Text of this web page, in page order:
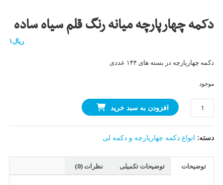
دکمه چهارپارچه میانه رنگ قلم سیاه ساده
ریال۱
دکمه چهارپارچه در بسته های ۱۴۴ عددی
موجود
دکمه
چهارپارچه
میانه
رنگ
ساده
افزودن به سبد خرید
دسته: انواع دکمه چهارپارچه و دکمه لی
توضیحات توضیحات تکمیلی نظرات (0)